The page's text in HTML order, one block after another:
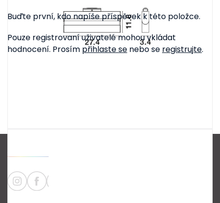
Buďte první, kdo napíše příspěvek k této položce.
Pouze registrovaní uživatelé mohou vkládat
hodnocení. Prosím přihlaste se nebo se registrujte.